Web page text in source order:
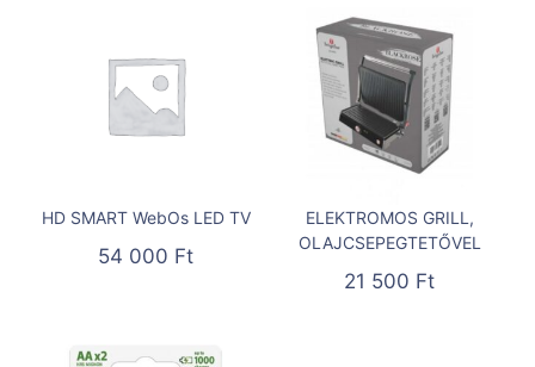
HD SMART WebOs LED TV
54 000 Ft
ELEKTROMOS GRILL,
OLAJCSEPEGTETŐVEL
21 500 Ft